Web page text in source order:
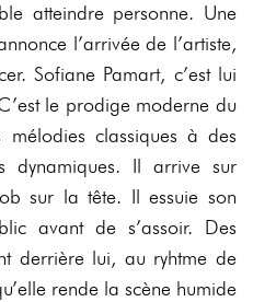
atteindre personne. Une
l’arrivée de l’artiste,
Sofiane Pamart, c’est lui
le prodige moderne du
classiques à des
dynamiques. Il arrive sur
sur la tête. Il essuie son
avant de s’assoir. Des
derrière lui, au ryhtme de
rende la scène humide